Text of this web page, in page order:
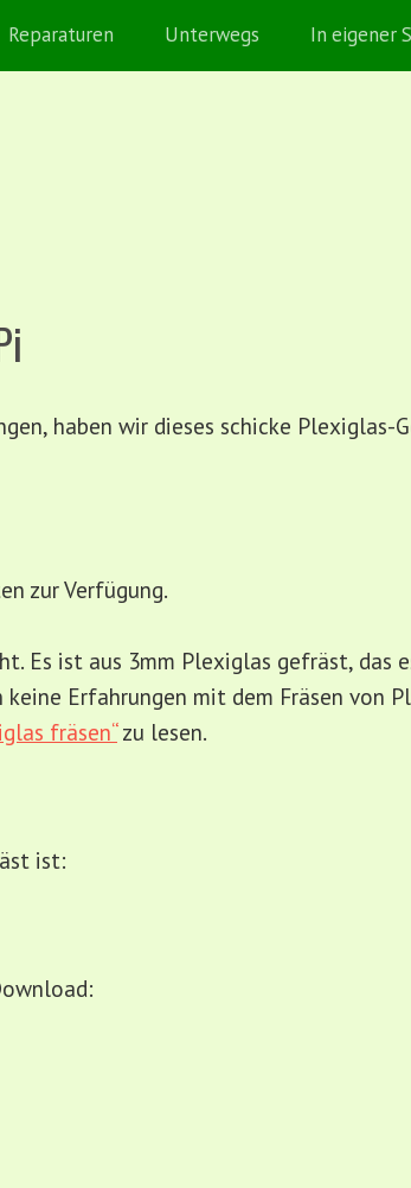
Reparaturen Unterwegs In eigener
haben wir dieses schicke Plexiglas-
zur Verfügung.
Es ist aus 3mm Plexiglas gefräst, das
Erfahrungen mit dem Fräsen von
fräsen“zu lesen.
ist: